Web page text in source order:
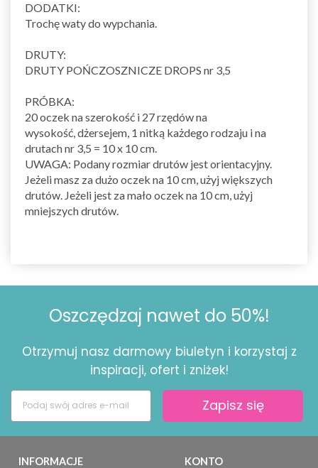
DODATKI:
Trochę waty do wypchania.
DRUTY:
DRUTY POŃCZOSZNICZE DROPS nr 3,5
PRÓBKA:
20 oczek na szerokość i 27 rzędów na
wysokość, dżersejem , 1 nitką każdego rodzaju i na
drutach nr 3,5 = 10 x 10 cm.
UWAGA: Podany rozmiar drutów jest orientacyjny.
Jeżeli masz za dużo oczek na 10 cm, użyj większych
drutów. Jeżeli jest za mało oczek na 10 cm, użyj
mniejszych drutów.
Oszczędzaj nawet do 50%!
Otrzymuj nasz darmowy biuletyn i korzystaj z
inspiracji, ofert i zniżek!
Zapisz się
INFORMACJE KONTO